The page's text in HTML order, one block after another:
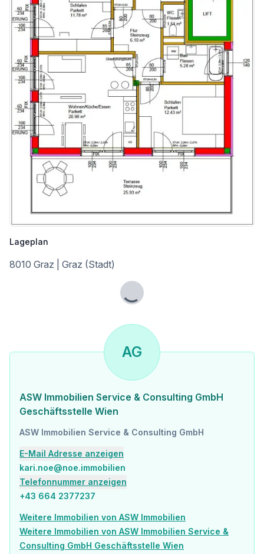
Bus <250m
Straßenbahn <500m
Bahnhof <1.500m
Autobahnanschluss <5.750m
Angaben Entfernung Luftlinie / Quelle: OpenStreetMap
Lageplan
8010 Graz | Graz (Stadt)
Lade...
AG
ASW Immobilien Service & Consulting GmbH
Geschäftsstelle Wien
ASW Immobilien Service & Consulting GmbH
E-Mail Adresse anzeigen
kari.noe@noe.immobilien
Telefonnummer anzeigen
+43 664 2377237
Weitere Immobilien von ASW Immobilien
Weitere Immobilien von ASW Immobilien Service &
Consulting GmbH Geschäftsstelle Wien